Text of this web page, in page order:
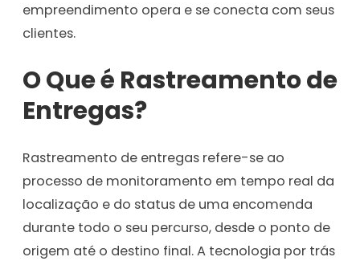
empreendimento opera e se conecta com seus
clientes.
O Que é Rastreamento de
Entregas?
Rastreamento de entregas refere-se ao
processo de monitoramento em tempo real da
localização e do status de uma encomenda
durante todo o seu percurso, desde o ponto de
origem até o destino final. A tecnologia por trás